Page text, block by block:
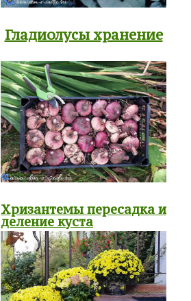
Гладиолусы хранение
Хризантемы пересадка и
деление куста